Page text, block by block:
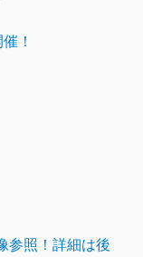
！
参照！詳細は後